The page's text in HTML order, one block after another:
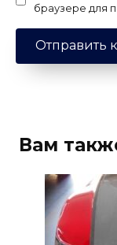
браузере для
Вам